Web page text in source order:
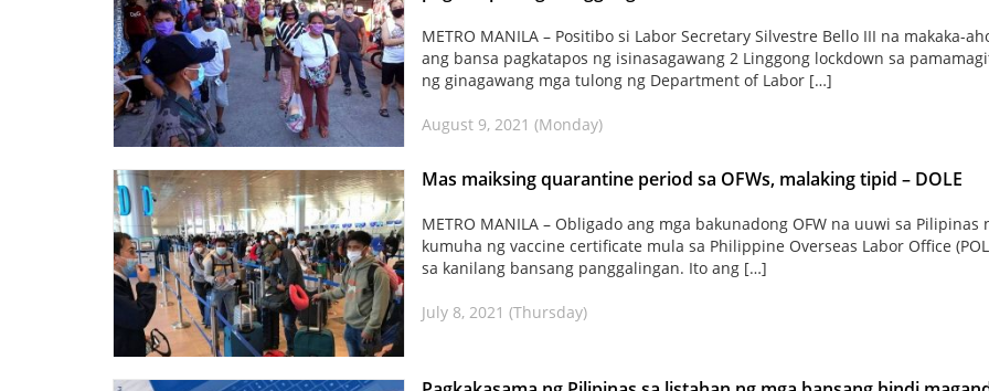
METRO MANILA – Positibo si Labor Secretary Silvestre Bello III na makaka-
ang bansa pagkatapos ng isinasagawang 2 Linggong lockdown sa
ng ginagawang mga tulong ng Department of Labor […]
August 9, 2021 (Monday)
Mas maiksing quarantine period sa OFWs, malaking tipid – DOLE
METRO MANILA – Obligado ang mga bakunadong OFW na uuwi sa Pilipinas
kumuha ng vaccine certificate mula sa Philippine Overseas Labor Office
sa kanilang bansang panggalingan. Ito ang […]
July 8, 2021 (Thursday)